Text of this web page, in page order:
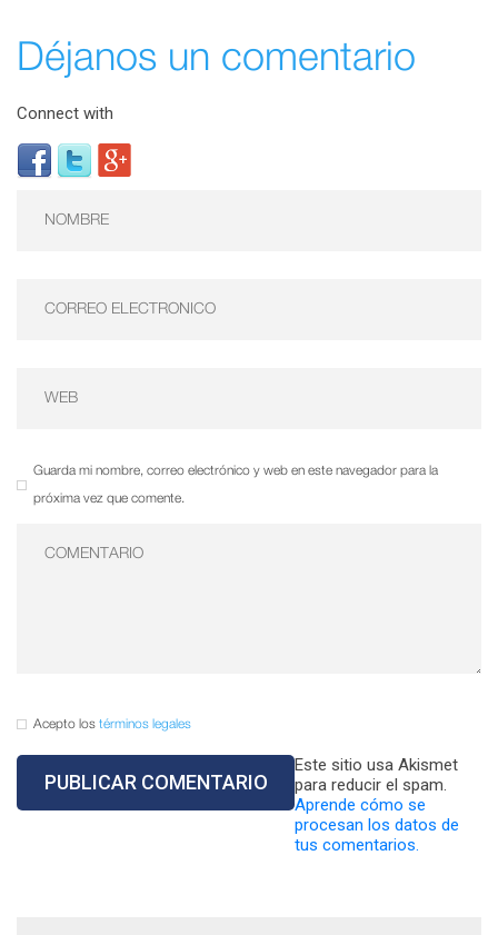
Déjanos un comentario
Connect with
Guarda mi nombre, correo electrónico y web en este navegador para la
próxima vez que comente.
Acepto los términos legales
Este sitio usa Akismet
para reducir el spam.
Aprende cómo se
procesan los datos de
tus comentarios.